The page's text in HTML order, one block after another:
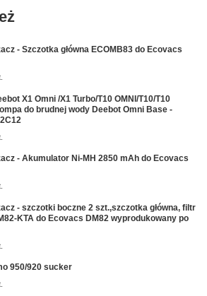
- Szczotka główna ECOMB83 do Ecovacs
X1 Omni /X1 Turbo/T10 OMNI/T10/T10
do brudnej wody Deebot Omni Base -
- Akumulator Ni-MH 2850 mAh do Ecovacs
- szczotki boczne 2 szt.,szczotka główna, filtr
KTA do Ecovacs DM82 wyprodukowany po
950/920 sucker